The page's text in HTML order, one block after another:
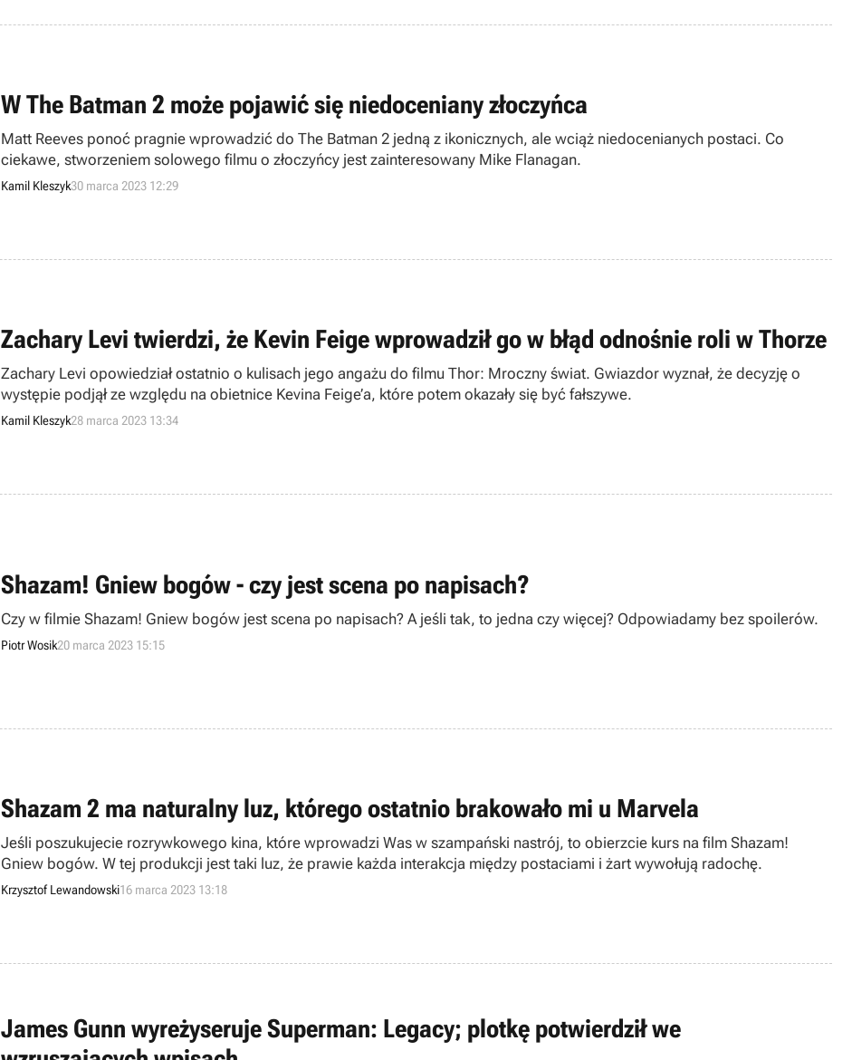
W The Batman 2 może pojawić się niedoceniany złoczyńca
Matt Reeves ponoć pragnie wprowadzić do The Batman 2 jedną z ikonicznych, ale wciąż niedocenianych postaci. Co
ciekawe, stworzeniem solowego filmu o złoczyńcy jest zainteresowany Mike Flanagan.
Kamil Kleszyk30 marca 2023 12:29
Zachary Levi twierdzi, że Kevin Feige wprowadził go w błąd odnośnie roli w Thorze
Zachary Levi opowiedział ostatnio o kulisach jego angażu do filmu Thor: Mroczny świat. Gwiazdor wyznał, że decyzję o
występie podjął ze względu na obietnice Kevina Feige’a, które potem okazały się być fałszywe.
Kamil Kleszyk28 marca 2023 13:34
Shazam! Gniew bogów - czy jest scena po napisach?
Czy w filmie Shazam! Gniew bogów jest scena po napisach? A jeśli tak, to jedna czy więcej? Odpowiadamy bez spoilerów.
Piotr Wosik20 marca 2023 15:15
Shazam 2 ma naturalny luz, którego ostatnio brakowało mi u Marvela
Jeśli poszukujecie rozrywkowego kina, które wprowadzi Was w szampański nastrój, to obierzcie kurs na film Shazam!
Gniew bogów. W tej produkcji jest taki luz, że prawie każda interakcja między postaciami i żart wywołują radochę.
Krzysztof Lewandowski16 marca 2023 13:18
James Gunn wyreżyseruje Superman: Legacy; plotkę potwierdził we